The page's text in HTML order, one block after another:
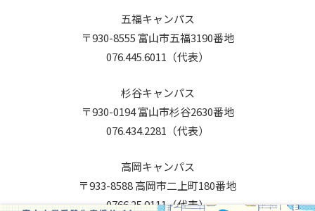
五福キャンパス
〒930-8555 富山市五福3190番地
076.445.6011（代表）
杉谷キャンパス
〒930-0194 富山市杉谷2630番地
076.434.2281（代表）
高岡キャンパス
〒933-8588 高岡市二上町180番地
0766.25.9111（代表）